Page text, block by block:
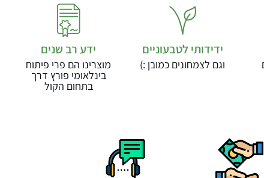
ידידותי לטבעוניים
וגם לצמחונים כמובן :)
ידע רב שנים
מוצרינו הם פרי פיתוח
בינלאומי פורץ דרך
בתחום הקול